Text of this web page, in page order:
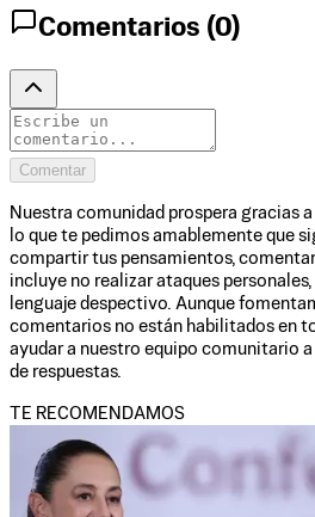
Comentarios (0)
Comentar
Nuestra comunidad prospera gracias
lo que te pedimos amablemente que
compartir tus pensamientos,
incluye no realizar ataques
lenguaje despectivo. Aunque
comentarios no están habilitados en
ayudar a nuestro equipo comunitario
de respuestas.
TE RECOMENDAMOS